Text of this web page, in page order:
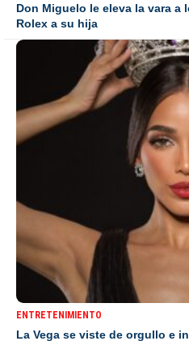
Don Miguelo le eleva la vara a
Rolex a su hija
ENTRETENIMIENTO
La Vega se viste de orgullo e